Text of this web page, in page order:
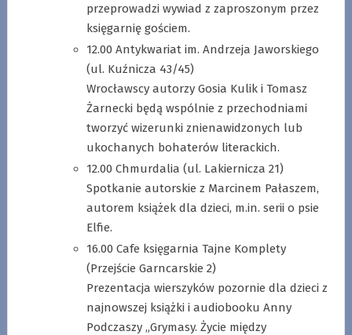
przeprowadzi wywiad z zaproszonym przez
księgarnię gościem.
12.00 Antykwariat im. Andrzeja Jaworskiego
(ul. Kuźnicza 43/45)
Wrocławscy autorzy Gosia Kulik i Tomasz
Żarnecki będą wspólnie z przechodniami
tworzyć wizerunki znienawidzonych lub
ukochanych bohaterów literackich.
12.00 Chmurdalia (ul. Lakiernicza 21)
Spotkanie autorskie z Marcinem Pałaszem,
autorem książek dla dzieci, m.in. serii o psie
Elfie.
16.00 Cafe księgarnia Tajne Komplety
(Przejście Garncarskie 2)
Prezentacja wierszyków pozornie dla dzieci z
najnowszej książki i audiobooku Anny
Podczaszy „Grymasy. Życie między